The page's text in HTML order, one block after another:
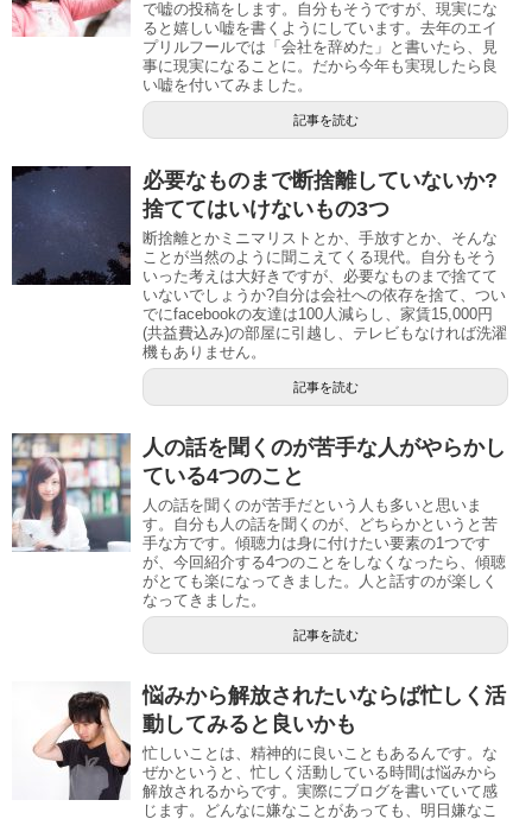
で嘘の投稿をします。自分もそうですが、現実にな
ると嬉しい嘘を書くようにしています。去年のエイ
プリルフールでは「会社を辞めた」と書いたら、見
事に現実になることに。だから今年も実現したら良
い嘘を付いてみました。
記事を読む
必要なものまで断捨離していないか?
捨ててはいけないもの3つ
断捨離とかミニマリストとか、手放すとか、そんな
ことが当然のように聞こえてくる現代。自分もそう
いった考えは大好きですが、必要なものまで捨てて
いないでしょうか?自分は会社への依存を捨て、つい
でにfacebookの友達は100人減らし、家賃15,000円
(共益費込み)の部屋に引越し、テレビもなければ洗濯
機もありません。
記事を読む
人の話を聞くのが苦手な人がやらかし
ている4つのこと
人の話を聞くのが苦手だという人も多いと思いま
す。自分も人の話を聞くのが、どちらかというと苦
手な方です。傾聴力は身に付けたい要素の1つです
が、今回紹介する4つのことをしなくなったら、傾聴
がとても楽になってきました。人と話すのが楽しく
なってきました。
記事を読む
悩みから解放されたいならば忙しく活
動してみると良いかも
忙しいことは、精神的に良いこともあるんです。な
ぜかというと、忙しく活動している時間は悩みから
解放されるからです。実際にブログを書いていて感
じます。どんなに嫌なことがあっても、明日嫌なこ